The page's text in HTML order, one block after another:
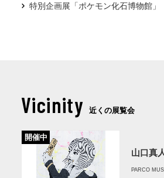
特別企画展「ポケモン化石博物館」
Vicinity 近くの展覧会
開催中
山口真
PARCO